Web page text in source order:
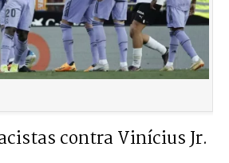
contra Vinícius Jr.